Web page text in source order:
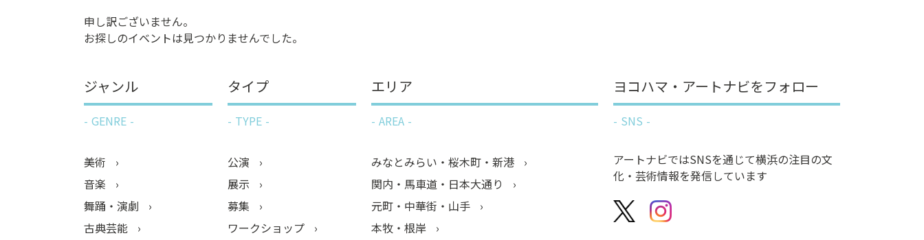
申し訳ございません。
お探しのイベントは見つかりませんでした。
ジャンル
GENRE
美術
音楽
舞踊・演劇
古典芸能
タイプ
TYPE
公演
展示
募集
ワークショップ
エリア
AREA
みなとみらい・桜木町・新港
関内・馬車道・日本大通り
元町・中華街・山手
本牧・根岸
ヨコハマ・アートナビをフォロー
SNS
アートナビではSNSを通じて横浜の注目の文
化・芸術情報を発信しています